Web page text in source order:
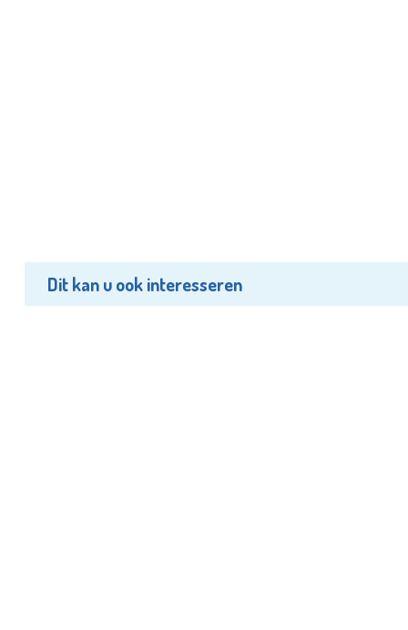
Dit kan u ook interesseren